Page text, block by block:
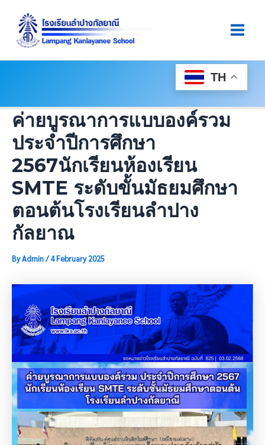
Content
TH
ค่ายบูรณาการแบบองค์รวม
ประจำปีการศึกษา
2567นักเรียนห้องเรียน
SMTE ระดับขั้นมัธยมศึกษา
ตอนต้นโรงเรียนลำปาง
กัลยาณ
ByAdmin/4 February 2025
Navigation